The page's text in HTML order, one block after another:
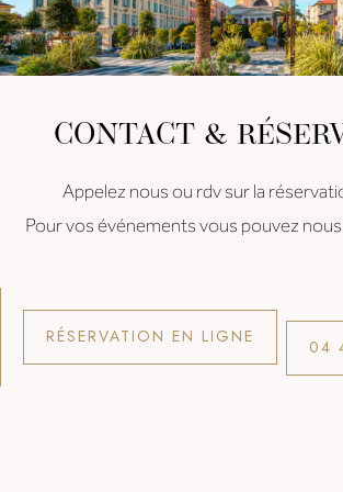
CONTACT &
Appelez nous ou rdv sur la
Pour vos événements vous pouvez
RÉSERVATION EN LIGNE